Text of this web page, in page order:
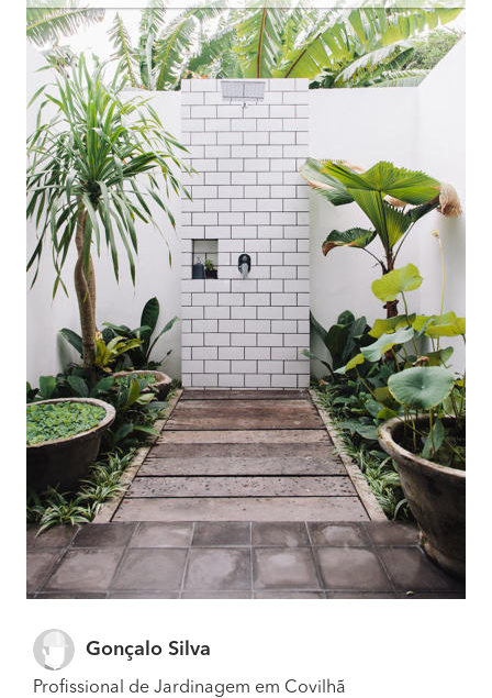
Gonçalo Silva
Profissional de Jardinagem em Covilhã